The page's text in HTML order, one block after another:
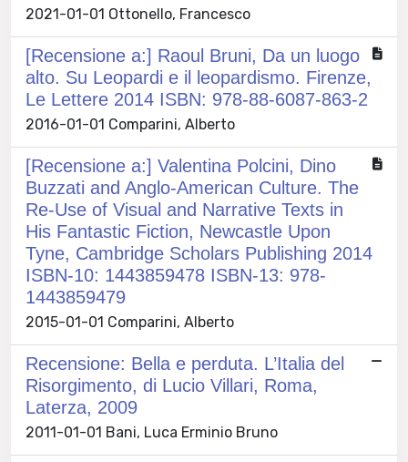
2021-01-01 Ottonello, Francesco
[Recensione a:] Raoul Bruni, Da un luogo
alto. Su Leopardi e il leopardismo. Firenze,
Le Lettere 2014 ISBN: 978-88-6087-863-2
2016-01-01 Comparini, Alberto
[Recensione a:] Valentina Polcini, Dino
Buzzati and Anglo-American Culture. The
Re-Use of Visual and Narrative Texts in
His Fantastic Fiction, Newcastle Upon
Tyne, Cambridge Scholars Publishing 2014
ISBN-10: 1443859478 ISBN-13: 978-
1443859479
2015-01-01 Comparini, Alberto
Recensione: Bella e perduta. L’Italia del
Risorgimento, di Lucio Villari, Roma,
Laterza, 2009
2011-01-01 Bani, Luca Erminio Bruno